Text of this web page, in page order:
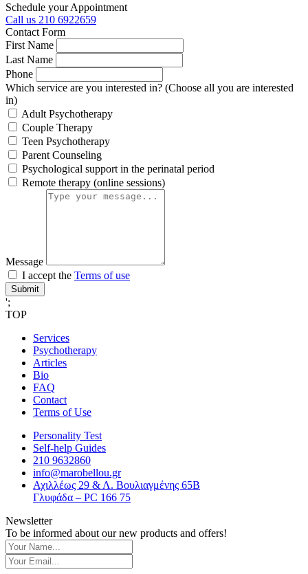
Schedule your Appointment
Call us 210 6922659
Contact Form
First Name
Last Name
Phone
Which service are you interested in? (Choose all you are interested
in)
Adult Psychotherapy
Couple Therapy
Teen Psychotherapy
Parent Counseling
Psychological support in the perinatal period
Remote therapy (online sessions)
Message
I accept the Terms of use
Submit
';
TOP
Services
Psychotherapy
Articles
Bio
FAQ
Contact
Terms of Use
Personality Test
Self-help Guides
210 9632860
info@marobellou.gr
Αχιλλέως 29 & Λ. Βουλιαγμένης 65Β
Γλυφάδα – PC 166 75
Newsletter
To be informed about our new products and offers!